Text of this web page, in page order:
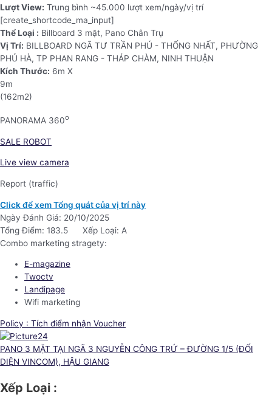
Lượt View: Trung bình ~45.000 lượt xem/ngày/vị trí
[create_shortcode_ma_input]
Thể Loại : Billboard 3 mặt, Pano Chân Trụ
Vị Trí: BILLBOARD NGÃ TƯ TRẦN PHÚ - THỐNG NHẤT, PHƯỜNG
PHỦ HÀ, TP PHAN RANG - THÁP CHÀM, NINH THUẬN
Kích Thước: 6m X
9m
(162m2)
PANORAMA 360o
SALE ROBOT
Live view camera
Report (traffic)
Click để xem Tổng quát của vị trí này
Ngày Đánh Giá: 20/10/2025
Tổng Điểm: 183.5
Xếp Loại: A
Combo marketing stragety:
E-magazine
Twoctv
Landipage
Wifi marketing
Policy : Tích điểm nhận Voucher
PANO 3 MẶT TẠI NGÃ 3 NGUYỄN CÔNG TRỨ – ĐƯỜNG 1/5 (ĐỐI
DIỆN VINCOM), HẬU GIANG
Xếp Loại :